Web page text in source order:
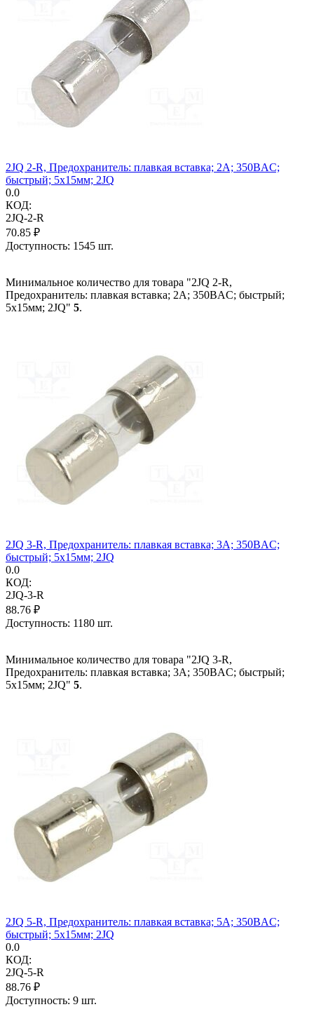
2JQ 2-R, Предохранитель: плавкая вставка; 2А; 350ВAC;
быстрый; 5x15мм; 2JQ
0.0
КОД:
2JQ-2-R
70.85 ₽
Доступность: 1545 шт.
Минимальное количество для товара "2JQ 2-R,
Предохранитель: плавкая вставка; 2А; 350ВAC; быстрый;
5x15мм; 2JQ" 5.
2JQ 3-R, Предохранитель: плавкая вставка; 3А; 350ВAC;
быстрый; 5x15мм; 2JQ
0.0
КОД:
2JQ-3-R
88.76 ₽
Доступность: 1180 шт.
Минимальное количество для товара "2JQ 3-R,
Предохранитель: плавкая вставка; 3А; 350ВAC; быстрый;
5x15мм; 2JQ" 5.
2JQ 5-R, Предохранитель: плавкая вставка; 5А; 350ВAC;
быстрый; 5x15мм; 2JQ
0.0
КОД:
2JQ-5-R
88.76 ₽
Доступность: 9 шт.